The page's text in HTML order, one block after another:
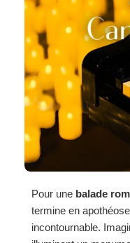
Pour une balade
termine en
incontournable.